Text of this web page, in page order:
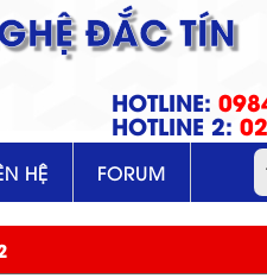
ĐẮC TÍN
HOTLINE:
HOTLINE 2:
HỆ FORUM